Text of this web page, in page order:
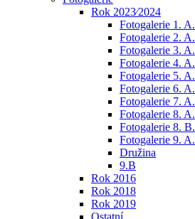
Rok 2023⁄2024
Fotogalerie 1. A.
Fotogalerie 2. A.
Fotogalerie 3. A.
Fotogalerie 4. A.
Fotogalerie 5. A.
Fotogalerie 6. A.
Fotogalerie 7. A.
Fotogalerie 8. A.
Fotogalerie 8. B.
Fotogalerie 9. A.
Družina
9.B
Rok 2016
Rok 2018
Rok 2019
Ostatní